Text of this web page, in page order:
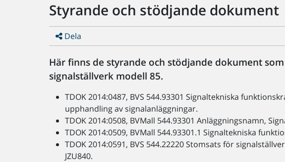
här:
Styrande och stödjande dokument
Dela
Här finns de styrande och stödjande dokument
signalställverk modell 85.
TDOK 2014:0487, BVS 544.93301 Signaltekniska
upphandling av signalanläggningar.
TDOK 2014:0508, BVMall 544.93301 Anläggningsnamn,
TDOK 2014:0509, BVMall 544.93301.1 Signaltekniska
TDOK 2014:0591, BVS 544.22220 Stomsats för
JZU840.